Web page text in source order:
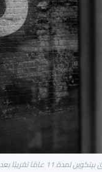
بعد سرقة عبارة السر